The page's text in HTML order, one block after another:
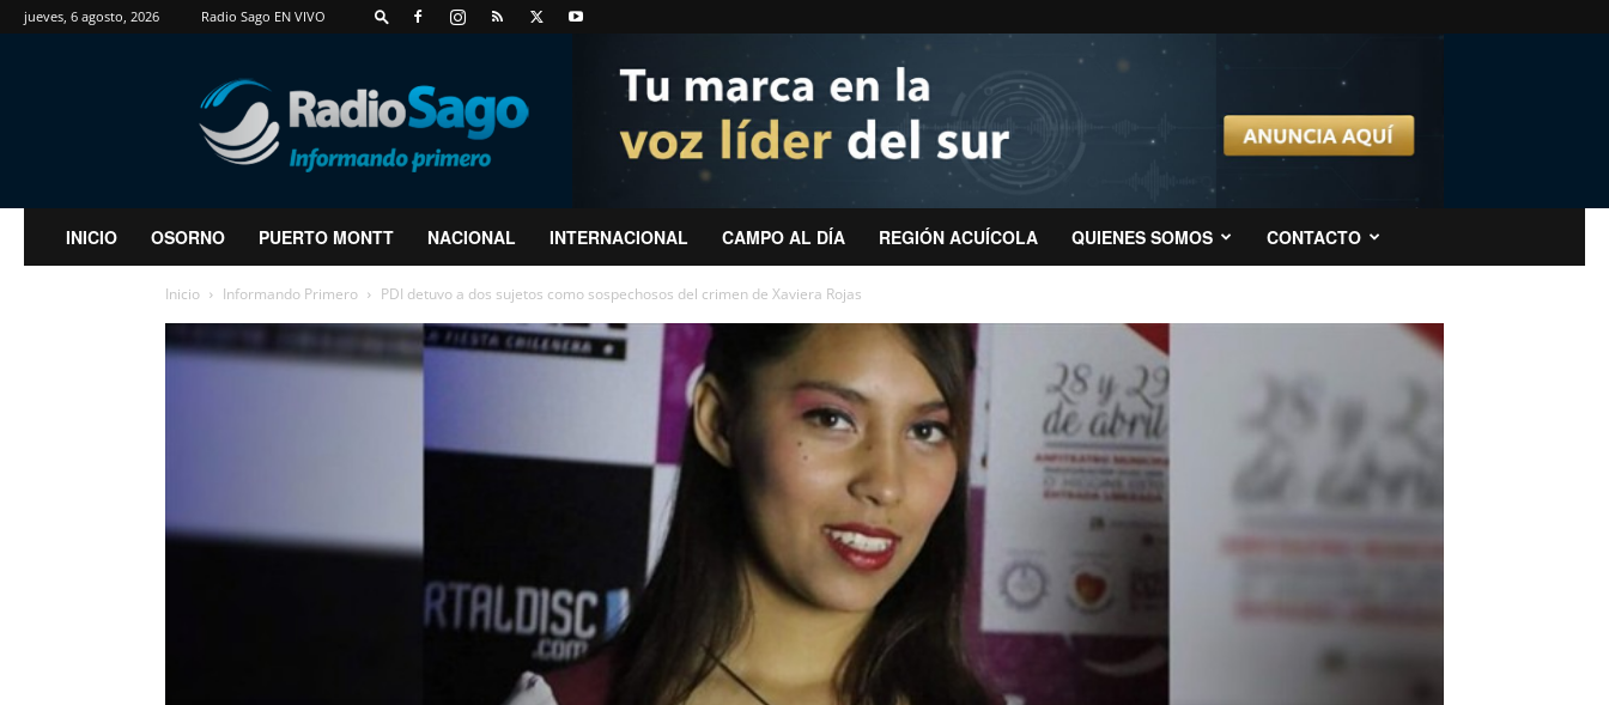
jueves, 6 agosto, 2026 Radio Sago EN VIVO
RadioSago
INICIO OSORNO PUERTO MONTT NACIONAL INTERNACIONAL CAMPO AL DÍA REGIÓN ACUÍCOLA QUIENES SOMOS CONTACTO
Inicio Informando Primero PDI detuvo a dos sujetos como sospechosos del crimen de Xaviera Rojas